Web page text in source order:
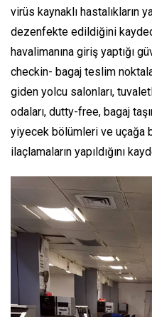
virüs kaynaklı hastalıkların
dezenfekte edildiğini
havalimanına giriş yaptığı
checkin- bagaj teslim
giden yolcu salonları,
odaları, dutty-free, bagaj
yiyecek bölümleri ve uçağa
ilaçlamaların yapıldığını